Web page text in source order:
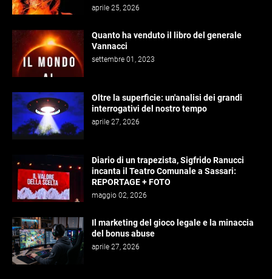
aprile 25, 2026
Quanto ha venduto il libro del generale
Vannacci
settembre 01, 2023
Oltre la superficie: un'analisi dei grandi
interrogativi del nostro tempo
aprile 27, 2026
Diario di un trapezista, Sigfrido Ranucci
incanta il Teatro Comunale a Sassari:
REPORTAGE + FOTO
maggio 02, 2026
Il marketing del gioco legale e la minaccia
del bonus abuse
aprile 27, 2026